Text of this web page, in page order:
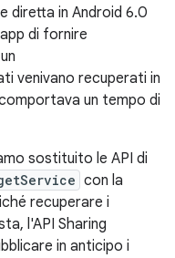
diretta in Android 6.0
di fornire
venivano recuperati in
un tempo di
sostituito le API di
con la
recuperare i
l'API Sharing
in anticipo i